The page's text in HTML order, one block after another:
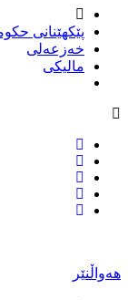
پێكهێنانى
خه‌زعه‌لى
مالیكى
هەواڵنێر